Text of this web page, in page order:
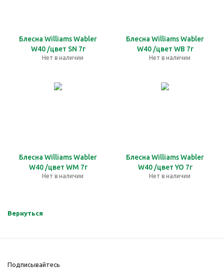
Блесна Williams Wabler
W40 /цвет SN 7г
Нет в наличии
Блесна Williams Wabler
W40 /цвет WB 7г
Нет в наличии
Блесна Williams Wabler
W40 /цвет WM 7г
Нет в наличии
Блесна Williams Wabler
W40 /цвет YO 7г
Нет в наличии
Вернуться
Подписывайтесь